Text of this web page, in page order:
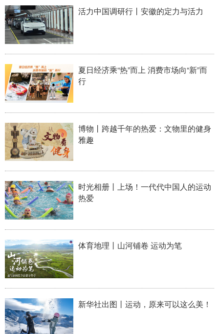
食品 人居 信息化 数字经济
学术中国 乡村振兴
城市
彩票 娱乐 时尚 悦读
公益 一带一路
地方频道
辽宁 吉林 上海 江苏
浙江
山东 河南 湖北 湖南
广东 广西 海南 重庆
四川
陕西 甘肃 青海 宁夏
新疆 内蒙古 黑龙江
活力中国调研行丨安徽的定力与活力
夏日经济乘“热”而上 消费市场向“新”而
行
博物丨跨越千年的热爱：文物里的健身
雅趣
时光相册丨上场！一代代中国人的运动
热爱
体育地理丨山河铺卷 运动为笔
新华社出图丨运动，原来可以这么美！